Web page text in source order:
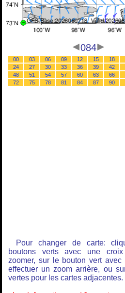
084
00 03 06 09 12 15 18
24
27 30 33 36 39 42
48
51 54 57 60 63 66
72
75 78 81 84 87 90
Pour changer de carte:
boutons verts avec une
zoomer, sur le bouton vert avec
effectuer un zoom arrière, ou
vertes pour les cartes adjacentes.